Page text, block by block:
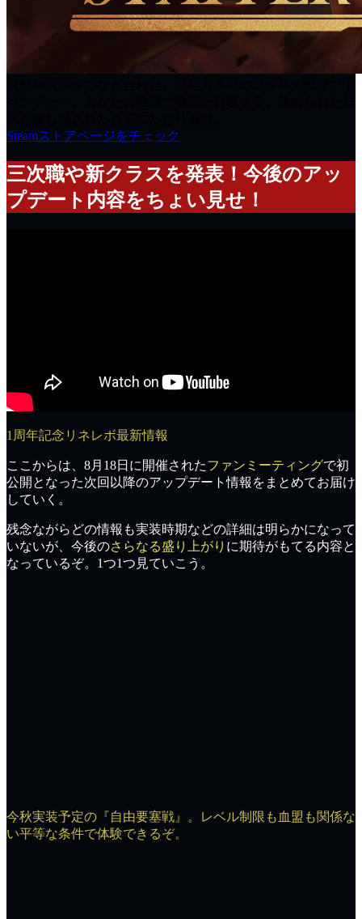
Steamストアページをチェック
三次職や新クラスを発表！今後のアッ
プデート内容をちょい見せ！
1周年記念リネレボ最新情報
ここからは、8月18日に開催されたファンミーティングで初
公開となった次回以降のアップデート情報 をまとめてお届け
していく。
残念ながらどの情報も実装時期などの詳細は明らかになって
いないが、今後のさらなる盛り上がり に期待がもてる内容と
なっているぞ。1つ1つ見ていこう。
今秋実装予定の『自由要塞戦』。レベル制限も血盟も関係な
い平等な条件で体験できるぞ。